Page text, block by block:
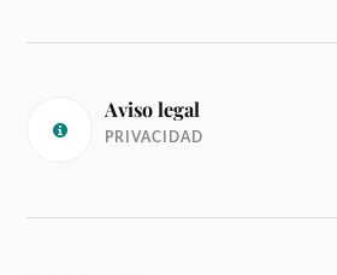
Aviso legal
PRIVACIDAD